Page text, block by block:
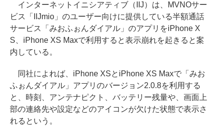
インターネットイニシアティブ（IIJ）は、MVNOサー
ビス「IIJmio」のユーザー向けに提供している半額通話
サービス「みおふぉんダイアル」のアプリをiPhone X
S、iPhone XS Maxで利用すると表示崩れを起きると案
内している。
同社によれば、iPhone XSとiPhone XS Maxで「みお
ふぉんダイアル」アプリのバージョン2.0.8を利用する
と、時刻、アンテナピクト、バッテリー残量や、画面上
部の連絡先や設定などのアイコンが欠けた状態で表示さ
れるという。